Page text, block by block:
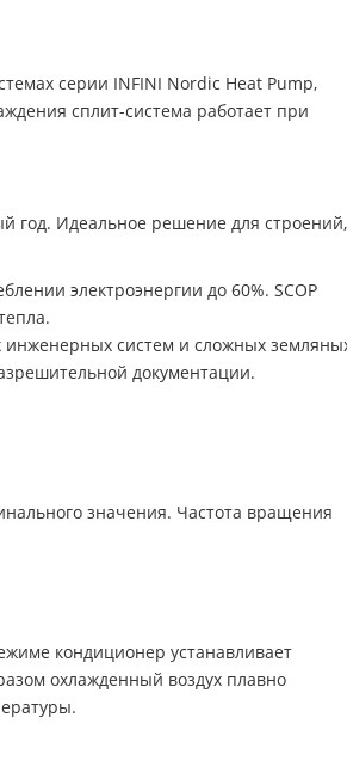
серии INFINI Nordic Heat Pump,
сплит-система работает при
год. Идеальное решение для
электроэнергии до 60%. SCOP
инженерных систем и сложных
документации.
значения. Частота вращения
кондиционер устанавливает
охлажденный воздух плавно